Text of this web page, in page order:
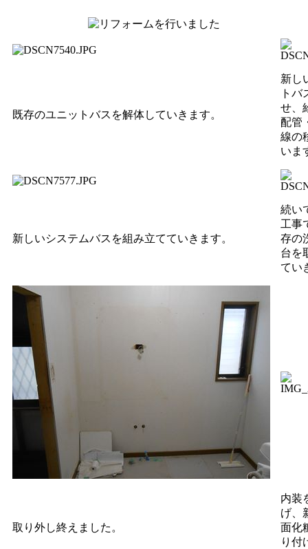
既存のユニットバスを解体していきます。
新し
トバ
せ、
配管
線の
いま
新しいシステムバスを組み立てていきます。
続い
工事
存の
台を
てい
取り外し終えました。
内装
げ、
面化
り付